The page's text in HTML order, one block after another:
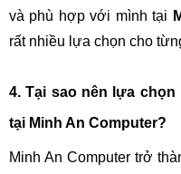
và phù hợp với mình tại
rất nhiều lựa chọn cho
4. Tại sao nên lựa
tại Minh An Computer?
Minh An Computer trở